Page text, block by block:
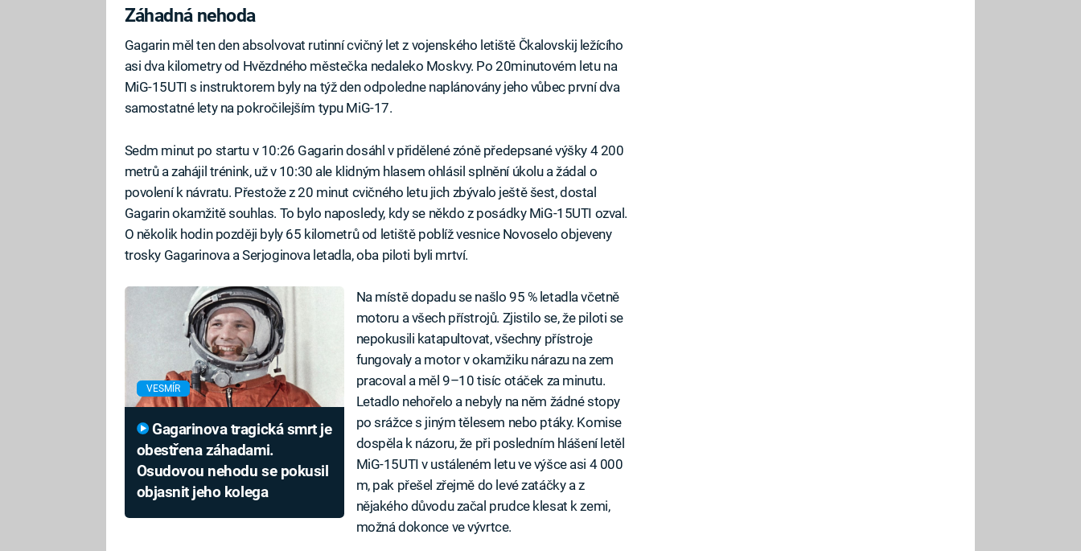
Záhadná nehoda
Gagarin měl ten den absolvovat rutinní cvičný let z vojenského letiště Čkalovskij ležícího
asi dva kilometry od Hvězdného městečka nedaleko Moskvy. Po 20minutovém letu na
MiG-15UTI s instruktorem byly na týž den odpoledne naplánovány jeho vůbec první dva
samostatné lety na pokročilejším typu MiG-17.
Sedm minut po startu v 10:26 Gagarin dosáhl v přidělené zóně předepsané výšky 4 200
metrů a zahájil trénink, už v 10:30 ale klidným hlasem ohlásil splnění úkolu a žádal o
povolení k návratu. Přestože z 20 minut cvičného letu jich zbývalo ještě šest, dostal
Gagarin okamžitě souhlas. To bylo naposledy, kdy se někdo z posádky MiG-15UTI ozval.
O několik hodin později byly 65 kilometrů od letiště poblíž vesnice Novoselo objeveny
trosky Gagarinova a Serjoginova letadla, oba piloti byli mrtví.
VESMÍR
Gagarinova tragická smrt je
obestřena záhadami.
Osudovou nehodu se pokusil
objasnit jeho kolega
Na místě dopadu se našlo 95 % letadla včetně
motoru a všech přístrojů. Zjistilo se, že piloti se
nepokusili katapultovat, všechny přístroje
fungovaly a motor v okamžiku nárazu na zem
pracoval a měl 9–10 tisíc otáček za minutu.
Letadlo nehořelo a nebyly na něm žádné stopy
po srážce s jiným tělesem nebo ptáky. Komise
dospěla k názoru, že při posledním hlášení letěl
MiG-15UTI v ustáleném letu ve výšce asi 4 000
m, pak přešel zřejmě do levé zatáčky a z
nějakého důvodu začal prudce klesat k zemi,
možná dokonce ve vývrtce.